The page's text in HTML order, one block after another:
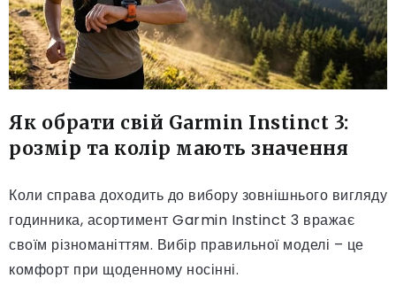
Як обрати свій Garmin Instinct 3:
розмір та колір мають значення
Коли справа доходить до вибору зовнішнього вигляду
годинника, асортимент Garmin Instinct 3 вражає
своїм різноманіттям. Вибір правильної моделі – це
комфорт при щоденному носінні.